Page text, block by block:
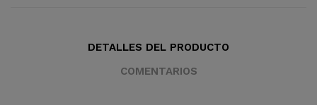
DETALLES DEL PRODUCTO
COMENTARIOS